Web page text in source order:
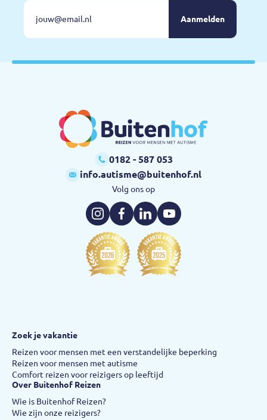
E-
mailadres:
*
Velden
met
een
zijn
0182 - 587 053
info.autisme@buitenhof.nl
Volg ons op
InstagramFacebookLinkedInYouTube
Zoek je vakantie
Reizen voor mensen met een verstandelijke beperking
Reizen voor mensen met autisme
Comfort reizen voor reizigers op leeftijd
Over Buitenhof Reizen
Wie is Buitenhof Reizen?
Wie zijn onze reizigers?